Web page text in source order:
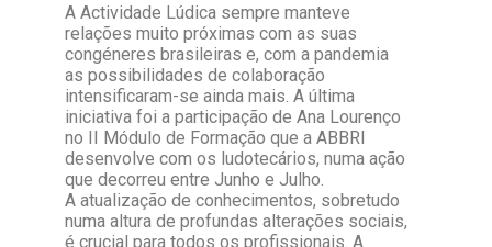
A Actividade Lúdica sempre manteve
relações muito próximas com as suas
congéneres brasileiras e, com a pandemia
as possibilidades de colaboração
intensificaram-se ainda mais. A última
iniciativa foi a participação de Ana Lourenço
no II Módulo de Formação que a ABBRI
desenvolve com os ludotecários, numa ação
que decorreu entre Junho e Julho.
A atualização de conhecimentos, sobretudo
numa altura de profundas alterações sociais,
é crucial para todos os profissionais. A